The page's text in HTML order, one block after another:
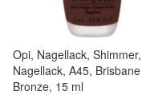
Opi, Nagellack, Shimmer,
Nagellack, A45, Brisbane
Bronze, 15 ml